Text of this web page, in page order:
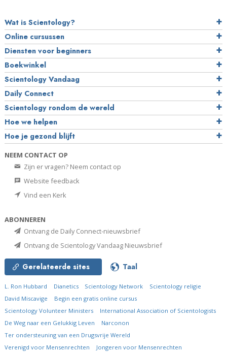
Wat is Scientology?
Online cursussen
Diensten voor beginners
Boekwinkel
Scientology Vandaag
Daily Connect
Scientology rondom de wereld
Hoe we helpen
Hoe je gezond blijft
NEEM CONTACT OP
Zijn er vragen? Neem contact op
Website feedback
Vind een Kerk
ABONNEREN
Ontvang de Daily Connect-nieuwsbrief
Ontvang de Scientology Vandaag Nieuwsbrief
Gerelateerde sites Taal
L. Ron Hubbard Dianetics Scientology Network
Scientology religie
David Miscavige
Begin een gratis online cursus
Scientology Volunteer Ministers
International Association of Scientologists
De Weg naar een Gelukkig Leven
Narconon
Ter ondersteuning van een Drugsvrije Wereld
Verenigd voor Mensenrechten
Jongeren voor Mensenrechten